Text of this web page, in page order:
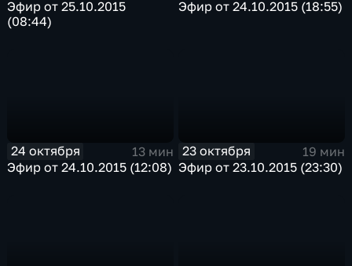
Эфир от 25.10.2015
(08:44)
Эфир от 24.10.2015 (18:55)
24 октября
13 мин
Эфир от 24.10.2015 (12:08)
23 октября
19 мин
Эфир от 23.10.2015 (23:30)